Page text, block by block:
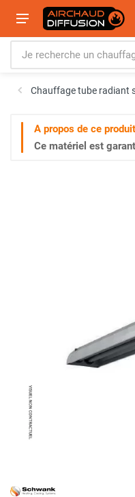
Chauffage tube radiant
A propos de ce
Ce matériel est